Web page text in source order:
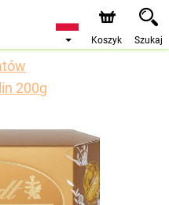
pośrednictwem naszego
możliwy termin dostawy
urlopu.
Koszyk Szukaj
200g